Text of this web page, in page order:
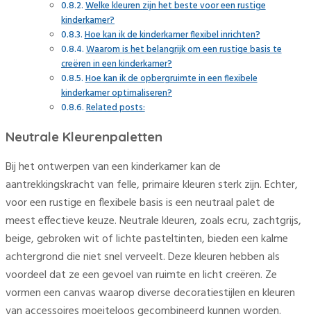
Welke kleuren zijn het beste voor een rustige
kinderkamer?
Hoe kan ik de kinderkamer flexibel inrichten?
Waarom is het belangrijk om een rustige basis te
creëren in een kinderkamer?
Hoe kan ik de opbergruimte in een flexibele
kinderkamer optimaliseren?
Related posts:
Neutrale Kleurenpaletten
Bij het ontwerpen van een kinderkamer kan de
aantrekkingskracht van felle, primaire kleuren sterk zijn. Echter,
voor een rustige en flexibele basis is een neutraal palet de
meest effectieve keuze. Neutrale kleuren, zoals ecru, zachtgrijs,
beige, gebroken wit of lichte pasteltinten, bieden een kalme
achtergrond die niet snel verveelt. Deze kleuren hebben als
voordeel dat ze een gevoel van ruimte en licht creëren. Ze
vormen een canvas waarop diverse decoratiestijlen en kleuren
van accessoires moeiteloos gecombineerd kunnen worden.